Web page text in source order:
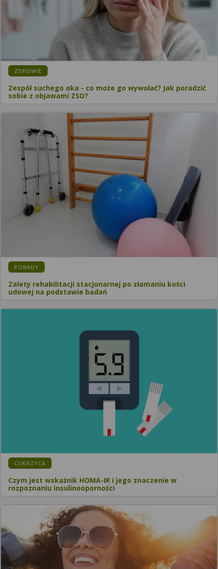
KATEGORIA:
ZDROWIE
Zespół suchego oka - co może go wywołać? Jak poradzić
sobie z objawami ZSO?
KATEGORIA:
PORADY
Zalety rehabilitacji stacjonarnej po złamaniu kości
udowej na podstawie badań
KATEGORIA:
CUKRZYCA
Czym jest wskaźnik HOMA-IR i jego znaczenie w
rozpoznaniu insulinooporności